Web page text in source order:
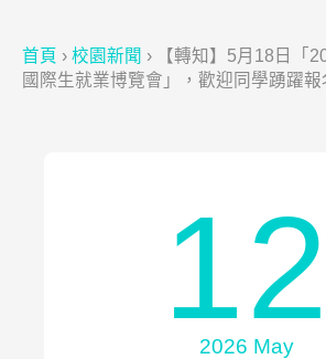
首頁 › 校園新聞 ›
【轉知】5月18日「
國際生就業博覽會」，歡迎同學踴躍報
12
2026 May